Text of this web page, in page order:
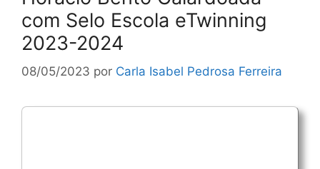
com Selo Escola eTwinning
2023-2024
08/05/2023 por Carla Isabel Pedrosa Ferreira